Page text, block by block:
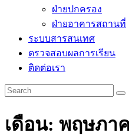
ฝ่ายปกครอง
ฝ่ายอาคารสถานที่
ระบบสารสนเทศ
ตรวจสอบผลการเรียน
ติดต่อเรา
เดือน: พฤษภา